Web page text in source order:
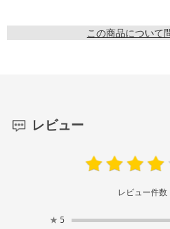
この商品について
レビュー
レビュー件数
★ 5